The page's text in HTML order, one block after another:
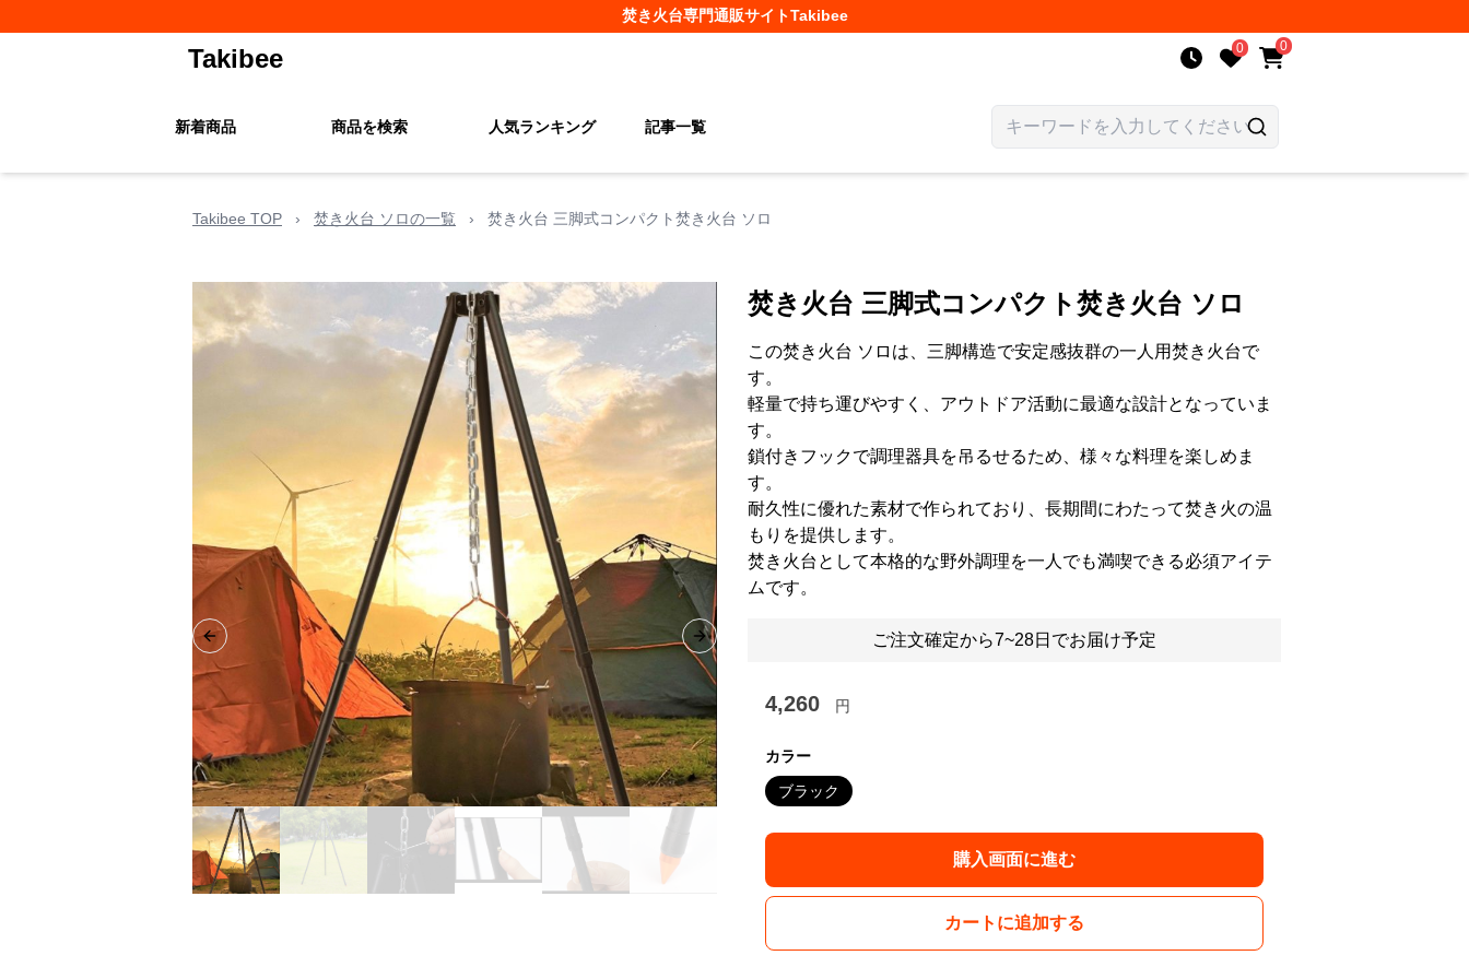
焚き火台専門通販サイトTakibee
Takibee 0 0
新着商品 商品を検索 人気ランキング 記事一覧
Takibee TOP › 焚き火台 ソロの一覧 › 焚き火台 三脚式コンパクト焚き火台 ソロ
Previous slide Next slide
焚き火台 三脚式コンパクト焚き火台 ソロ
この焚き火台 ソロは、三脚構造で安定感抜群の一人用焚き火台で
す。
軽量で持ち運びやすく、アウトドア活動に最適な設計となっていま
す。
鎖付きフックで調理器具を吊るせるため、様々な料理を楽しめま
す。
耐久性に優れた素材で作られており、長期間にわたって焚き火の温
もりを提供します。
焚き火台として本格的な野外調理を一人でも満喫できる必須アイテ
ムです。
ご注文確定から7~28日でお届け予定
4,260 円
カラー
ブラック
購入画面に進む
カートに追加する